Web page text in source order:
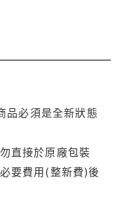
品必須是全新狀態
直接於原廠包裝
要費用(整新費)後